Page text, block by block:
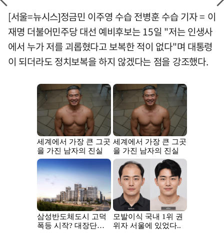
[서울=뉴시스]정금민 이주영 수습 전병훈 수습 기자 = 이
재명 더불어민주당 대선 예비후보는 15일 "저는 인생사
에서 누가 저를 괴롭혔다고 보복한 적이 없다"며 대통령
이 되더라도 정치보복을 하지 않겠다는 점을 강조했다.